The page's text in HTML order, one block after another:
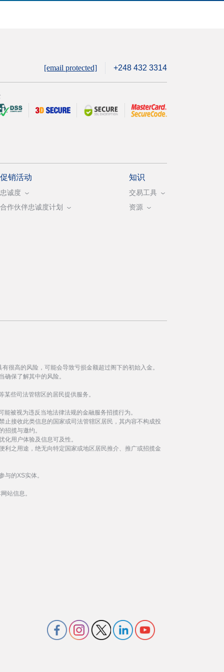
[email protected] +248 432 3314
促销活动
忠诚度
合作伙伴忠诚度计划
知识
交易工具
资源
很高的风险，可能会导致亏损金额超过阁下的初始入金。
确保了解其中的风险。
些司法管辖区的居民提供服务。
被视为违反当地法律法规的金融服务招揽行为。
止接收此类信息的国家或司法管辖区居民，其内容不构成投
招揽与邀约。
化用户体验及信息可及性。
利之用途，绝无向特定国家或地区居民推介、推广或招揽金
与的XS实体。
站信息。